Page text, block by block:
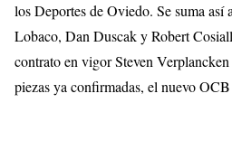
los Deportes de Oviedo. Se suma así
Lobaco, Dan Duscak y Robert
contrato en vigor Steven
piezas ya confirmadas, el nuevo